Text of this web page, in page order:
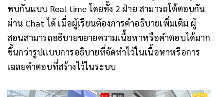
พบกันแบบ Real time โดยทั้ง 2 ฝ่าย สามารถโต้ตอบกัน
ผ่าน Chat ได้ เมื่อผู้เรียนต้องการคำอธิบายเพิ่มเติม ผู้
สอนสามารถอธิบายขยายความเนื้อหาหรือคำตอบได้มาก
ขึ้นกว่ารูปแบบการอธิบายที่จัดทำไว้ในเนื้อหาหรือการ
เฉลยคำตอบที่สร้างไว้ในระบบ